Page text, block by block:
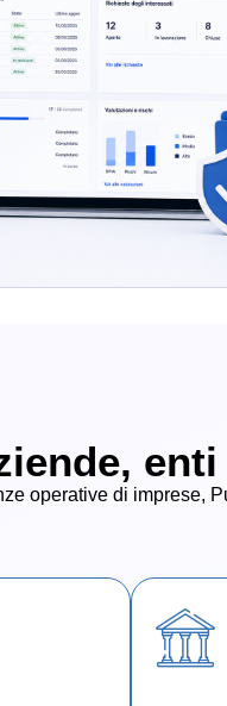
operative di imprese,